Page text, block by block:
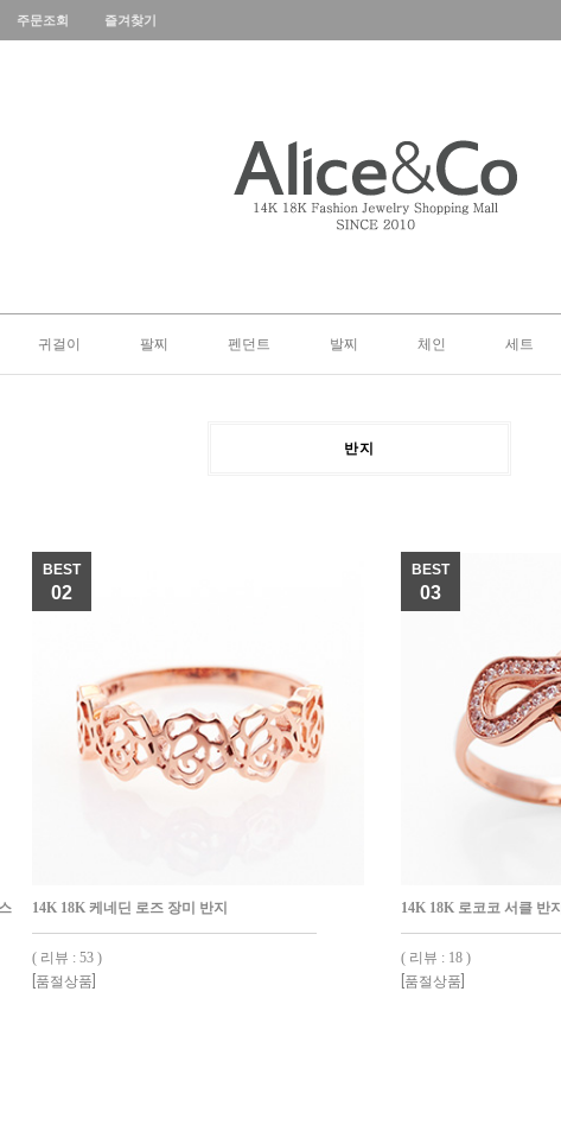
주문조회 즐겨찾기
귀걸이 팔찌 펜던트 발찌 체인 세트
반지
BEST
02
14K 18K 케네딘 로즈 장미 반지
( 리뷰 : 53 )
[품절상품]
BEST
03
14K 18K 로코코 서클 반지
( 리뷰 : 18 )
[품절상품]